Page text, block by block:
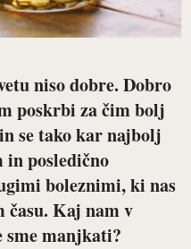
niso dobre. Dobro
poskrbi za čim bolj
se tako kar najbolj
posledično
boleznimi, ki nas
času. Kaj nam v
manjkati?